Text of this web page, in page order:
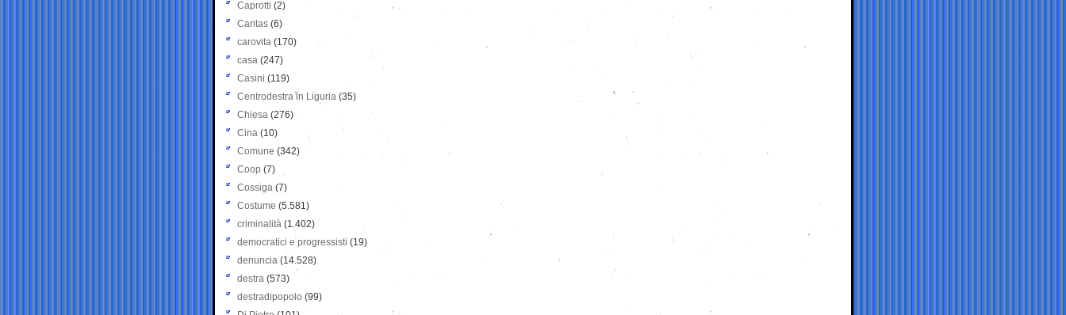
Caprotti (2)
Caritas (6)
carovita (170)
casa (247)
Casini (119)
Centrodestra in Liguria (35)
Chiesa (276)
Cina (10)
Comune (342)
Coop (7)
Cossiga (7)
Costume (5.581)
criminalità (1.402)
democratici e progressisti (19)
denuncia (14.528)
destra (573)
destradipopolo (99)